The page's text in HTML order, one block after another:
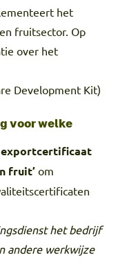
het
fruitsector. Op
over het
Development Kit)
voor welke
exportcertificaat
fruit’ om
het bedrijf
andere werkwijze